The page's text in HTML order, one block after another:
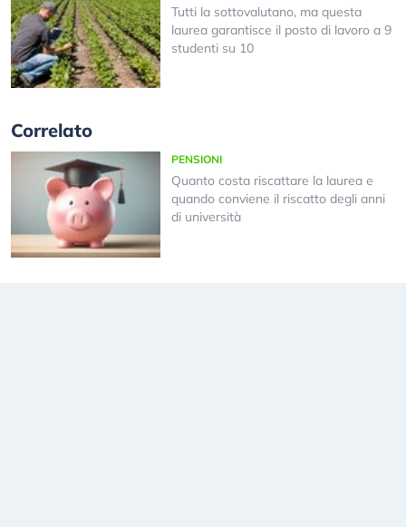
Tutti la sottovalutano, ma questa
laurea garantisce il posto di lavoro a 9
studenti su 10
Correlato
PENSIONI
Quanto costa riscattare la laurea e
quando conviene il riscatto degli anni
di università